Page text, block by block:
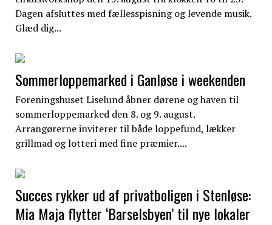
Dagen afsluttes med fællesspisning og levende musik.
Glæd dig...
Sommerloppemarked i Ganløse i weekenden
Foreningshuset Liselund åbner dørene og haven til
sommerloppemarked den 8. og 9. august.
Arrangørerne inviterer til både loppefund, lækker
grillmad og lotteri med fine præmier....
Succes rykker ud af privatboligen i Stenløse:
Mia Maja flytter ‘Barselsbyen’ til nye lokaler